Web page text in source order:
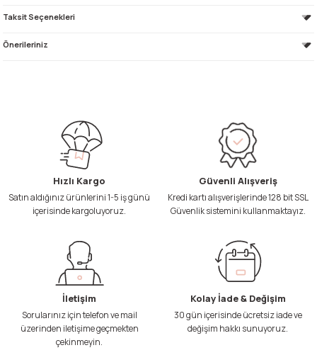
Taksit Seçenekleri
Önerileriniz
Hızlı Kargo
Satın aldığınız ürünlerini 1-5 iş günü
içerisinde kargoluyoruz.
Güvenli Alışveriş
Kredi kartı alışverişlerinde 128 bit SSL
Güvenlik sistemini kullanmaktayız.
İletişim
Sorularınız için telefon ve mail
üzerinden iletişime geçmekten
çekinmeyin.
Kolay İade & Değişim
30 gün içerisinde ücretsiz iade ve
değişim hakkı sunuyoruz.